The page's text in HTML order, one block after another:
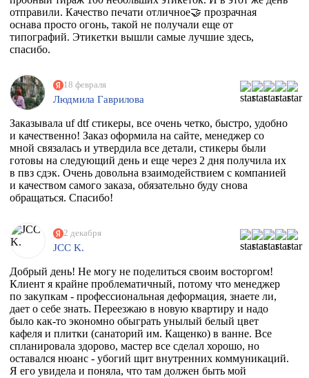
отправили. Качество печати отличное🤝 прозрачная
оснава просто огонь, такой не получали еще от
типографий. Этикетки вышли самые лучшие здесь,
спасибо.
18 февраля
Людмила Гаврилова
Заказывала uf dtf стикеры, все очень четко, быстро, удобно
и качественно! Заказ оформила на сайте, менеджер со
мной связалась и утвердила все детали, стикеры были
готовы на следующий день и еще через 2 дня получила их
в пвз сдэк. Очень довольна взаимодействием с компанией
и качеством самого заказа, обязательно буду снова
обращаться. Спасибо!
2 декабря
JCC K.
Добрый день! Не могу не поделиться своим восторгом!
Клиент я крайне проблематичный, потому что менеджер
по закупкам - профессиональная деформация, знаете ли,
дает о себе знать. Переезжаю в новую квартиру и надо
было как-то экономно обыграть унылый белый цвет
кафеля и плитки (санаторий им. Кащенко) в ванне. Все
спланировала здорово, мастер все сделал хорошо, но
оставался нюанс - убогий щит внутренних коммуникаций.
Я его увидела и поняла, что там должен быть мой